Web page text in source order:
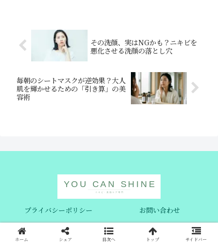
その洗顔、実はNGかも？ニキビを
悪化させる洗顔の落とし穴
毎朝のシートマスクが逆効果？大人
肌を輝かせるための「引き算」の美
容術
プライバシーポリシー
お問い合わせ
© 2021 YOU CAN SHINE | ニキビ・美肌ケア専門.
ホーム シェア 目次へ トップ サイドバー